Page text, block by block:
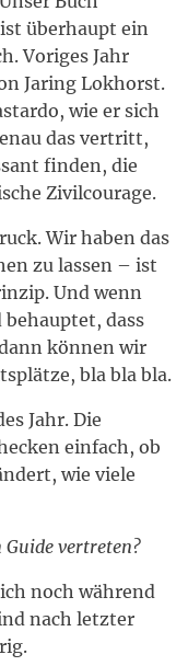
überhaupt ein
Voriges Jahr
Jaring Lokhorst.
wie er sich
das vertritt,
finden, die
Zivilcourage.
Wir haben das
zu lassen – ist
Und wenn
dass
können wir
bla bla bla.
Jahr. Die
einfach, ob
wie viele
Guide vertreten?
noch während
nach letzter